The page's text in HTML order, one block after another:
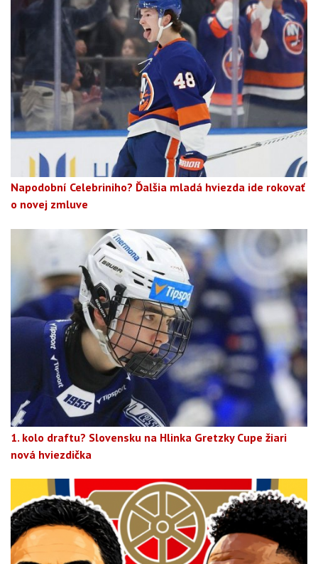
Napodobní Celebriniho? Ďalšia mladá hviezda ide rokovať
o novej zmluve
1. kolo draftu? Slovensku na Hlinka Gretzky Cupe žiari
nová hviezdička